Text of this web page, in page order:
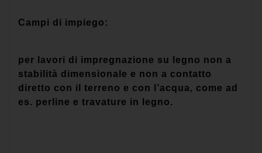
Campi di impiego:
per lavori di impregnazione su legno non a
stabilità dimensionale e non a contatto
diretto con il terreno e con l’acqua, come ad
es. perline e travature in legno.